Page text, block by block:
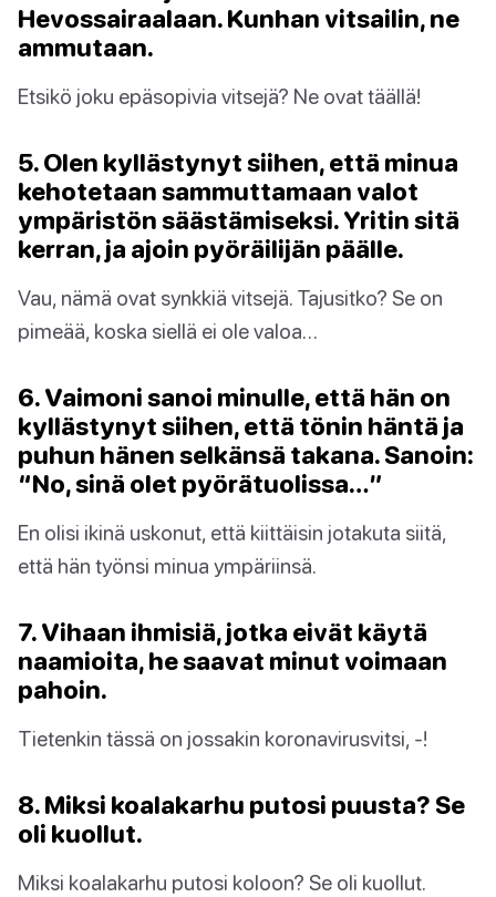
Hevossairaalaan. Kunhan vitsailin, ne
ammutaan.
Etsikö joku epäsopivia vitsejä? Ne ovat täällä!
5. Olen kyllästynyt siihen, että minua
kehotetaan sammuttamaan valot
ympäristön säästämiseksi. Yritin sitä
kerran, ja ajoin pyöräilijän päälle.
Vau, nämä ovat synkkiä vitsejä. Tajusitko? Se on
pimeää, koska siellä ei ole valoa…
6. Vaimoni sanoi minulle, että hän on
kyllästynyt siihen, että tönin häntä ja
puhun hänen selkänsä takana. Sanoin:
“No, sinä olet pyörätuolissa…”
En olisi ikinä uskonut, että kiittäisin jotakuta siitä,
että hän työnsi minua ympäriinsä.
7. Vihaan ihmisiä, jotka eivät käytä
naamioita, he saavat minut voimaan
pahoin.
Tietenkin tässä on jossakin koronavirusvitsi, -!
8. Miksi koalakarhu putosi puusta? Se
oli kuollut.
Miksi koalakarhu putosi koloon? Se oli kuollut.